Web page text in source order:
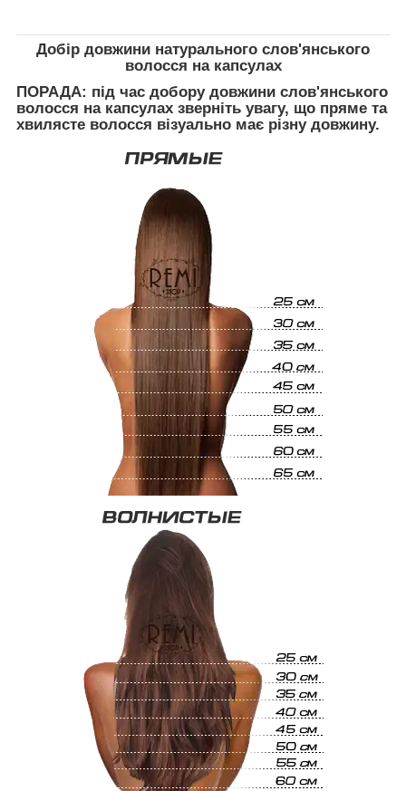
Добір довжини натурального слов'янського
волосся на капсулах
ПОРАДА: під час добору довжини слов'янського
волосся на капсулах зверніть увагу, що пряме та
хвилясте волосся візуально має різну довжину.